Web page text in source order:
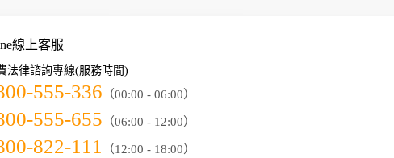
法律諮詢專線(服務時間)
555-336 （00:00 - 06:00）
555-655 （06:00 - 12:00）
822-111 （12:00 - 18:00）